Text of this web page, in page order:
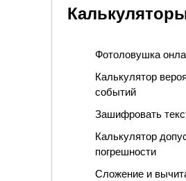
Фотоловушка
Калькулятор
событий
Зашифровать
Калькулятор
погрешности
Сложение и